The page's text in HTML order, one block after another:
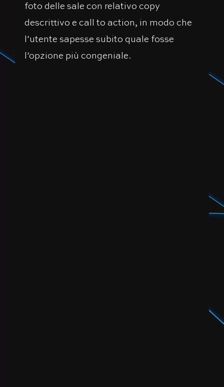
foto delle sale con relativo copy
descrittivo e call to action, in modo che
l’utente sapesse subito quale fosse
l’opzione più congeniale.